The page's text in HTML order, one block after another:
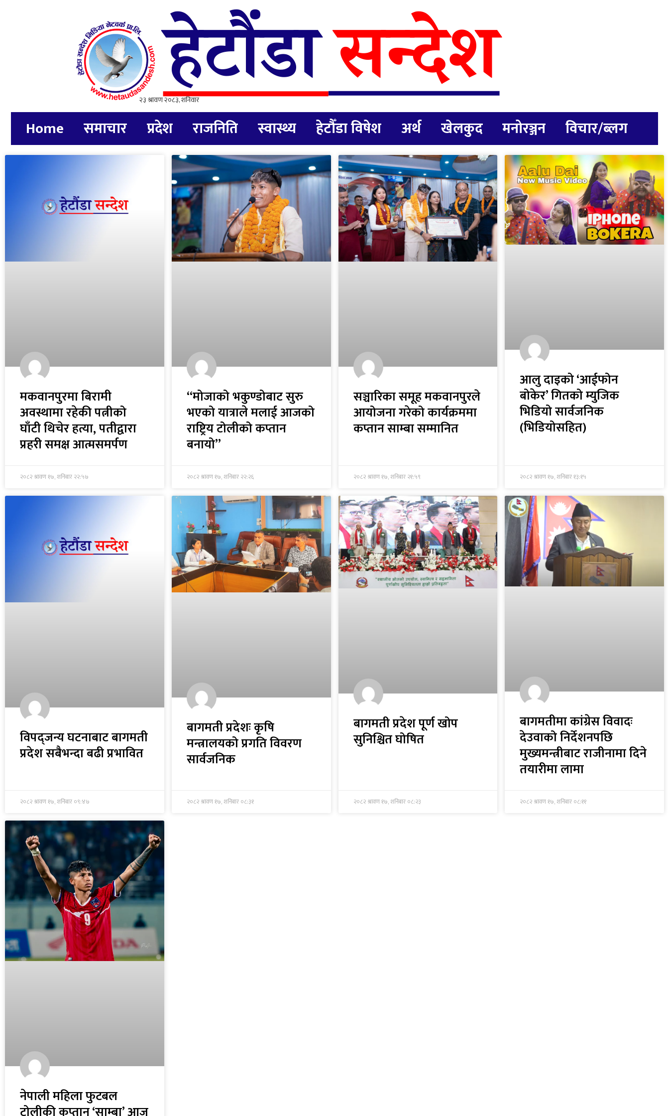
Home समाचार प्रदेश राजनिति स्वास्थ्य हेटौँडा विषेश अर्थ खेलकुद मनोरञ्जन विचार/ब्लग
मकवानपुरमा बिरामी
अवस्थामा रहेकी पत्नीको
घाँटी थिचेर हत्या, पतीद्वारा
प्रहरी समक्ष आत्मसमर्पण
२०८२ श्रावण १७, शनिबार २२:५७
‘‘मोजाको भकुण्डोबाट सुरु
भएको यात्राले मलाई आजको
राष्ट्रिय टोलीको कप्तान
बनायो’’
२०८२ श्रावण १७, शनिबार २२:२६
सञ्चारिका समूह मकवानपुरले
आयोजना गरेको कार्यक्रममा
कप्तान साम्बा सम्मानित
२०८२ श्रावण १७, शनिबार २१:५९
आलु दाइको ‘आईफोन
बोकेर’ गितको म्युजिक
भिडियो सार्वजनिक
(भिडियोसहित)
२०८२ श्रावण १७, शनिबार १३:१५
विपद्जन्य घटनाबाट बागमती
प्रदेश सबैभन्दा बढी प्रभावित
२०८२ श्रावण १७, शनिबार ०९:४७
बागमती प्रदेशः कृषि
मन्त्रालयको प्रगति विवरण
सार्वजनिक
२०८२ श्रावण १७, शनिबार ०८:३१
बागमती प्रदेश पूर्ण खोप
सुनिश्चित घोषित
२०८२ श्रावण १७, शनिबार ०८:२३
बागमतीमा कांग्रेस विवादः
देउवाको निर्देशनपछि
मुख्यमन्त्रीबाट राजीनामा दिने
तयारीमा लामा
२०८२ श्रावण १७, शनिबार ०८:११
नेपाली महिला फुटबल